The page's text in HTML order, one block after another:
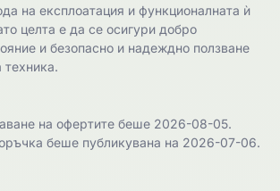
на експлоатация и функционалната ѝ
целта е да се осигури добро
и безопасно и надеждно ползване
техника.
на офертите беше 2026-08-05.
беше публикувана на 2026-07-06.